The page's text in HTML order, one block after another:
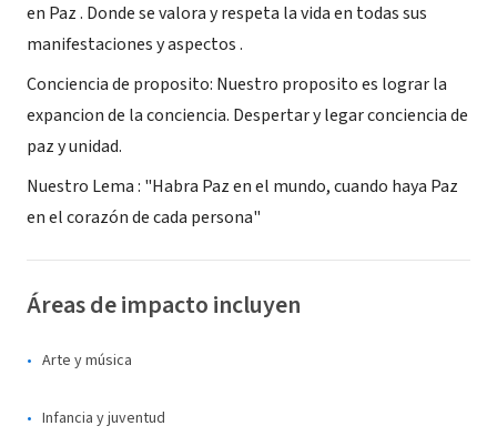
en Paz . Donde se valora y respeta la vida en todas sus
manifestaciones y aspectos .
Conciencia de proposito: Nuestro proposito es lograr la
expancion de la conciencia. Despertar y legar conciencia de
paz y unidad.
Nuestro Lema : "Habra Paz en el mundo, cuando haya Paz
en el corazón de cada persona"
Áreas de impacto incluyen
Arte y música
Infancia y juventud